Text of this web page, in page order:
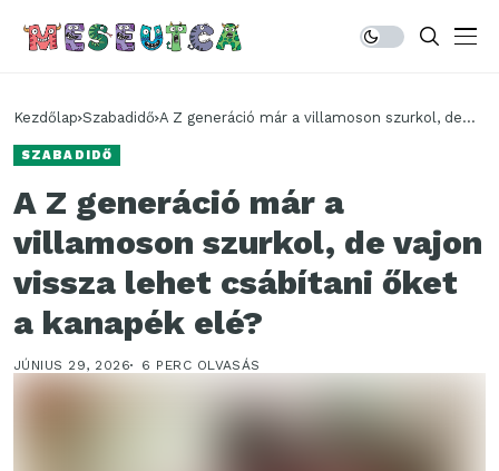
Kezdőlap Szabadidő A Z generáció már a villamoson szurkol, de
SZABADIDŐ
A Z generáció már a
villamoson szurkol, de vajon
vissza lehet csábítani őket
a kanapék elé?
JÚNIUS 29, 2026 6 PERC OLVASÁS